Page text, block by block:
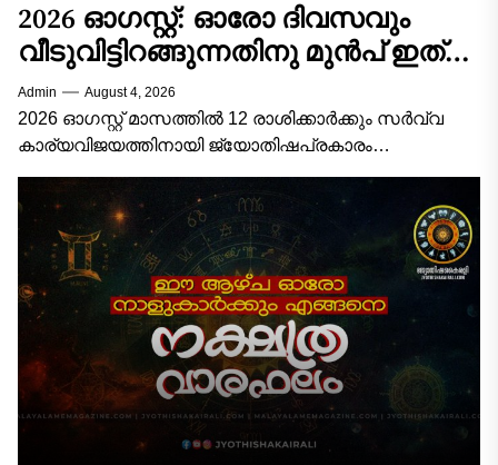
2026 ഓഗസ്റ്റ്: ഓരോ ദിവസവും
വീടുവിട്ടിറങ്ങുന്നതിനു മുൻപ് ഇത്
ചെയ്താൽ കാര്യവിജയം ഉറപ്പ്! 12
രാശിക്കാരുടെയും സമ്പൂർണ്ണ
വിജയമാസഫലം!
Admin August 4, 2026
2026 ഓഗസ്റ്റ് മാസത്തിൽ 12 രാശിക്കാർക്കും സർവ്വ
കാര്യവിജയത്തിനായി ജ്യോതിഷപ്രകാരം
ആരാധിക്കേണ്ട ദേവീദേവന്മാർ, അനുയോജ്യമായ
സമയങ്ങൾ, ചെയ്യേണ്ട വഴിപാടുകൾ/പ്രതിവിധികൾ,
ശുഭശകുനങ്ങൾ എന്നിവ...